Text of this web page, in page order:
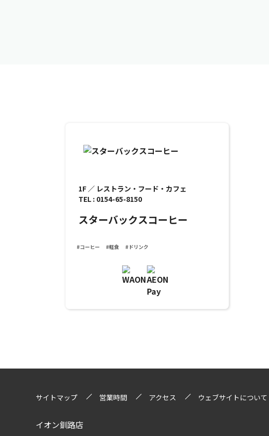
1F ／ レストラン・フード・カフェ
TEL : 0154-65-8150
スターバックスコーヒー
#コーヒー #軽食 #ドリンク
サイトマップ 営業時間 アクセス ウェブサイトについて
イオン釧路店